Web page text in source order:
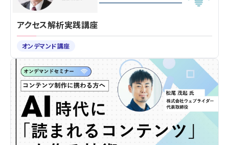
アクセス解析実践講座
オンデマンド講座